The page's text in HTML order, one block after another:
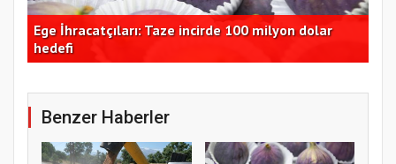
Ege İhracatçıları: Taze incirde 100 milyon dolar
hedefi
Benzer Haberler